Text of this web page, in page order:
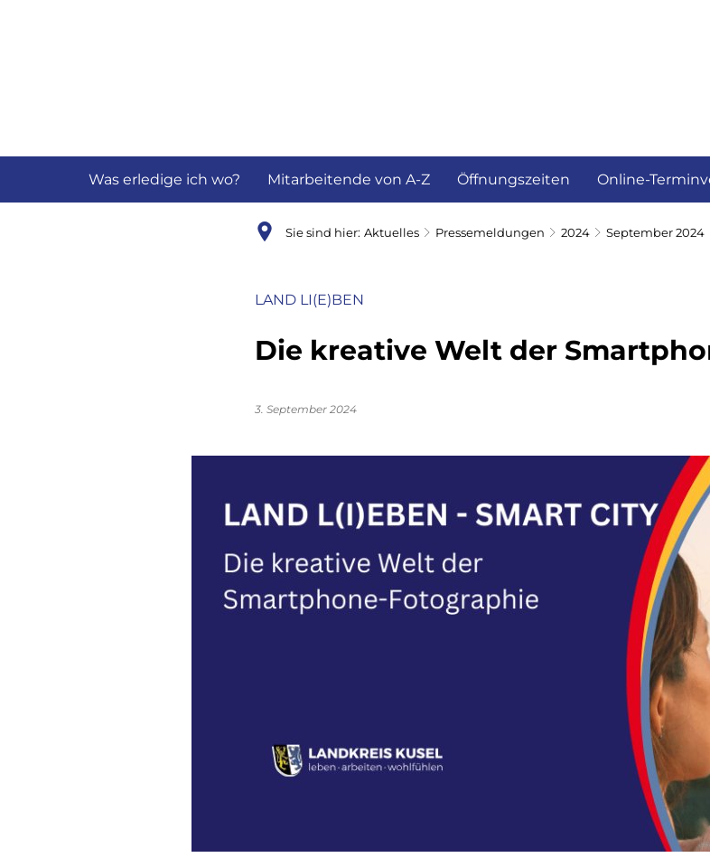
Was erledige ich wo? Mitarbeitende von A-Z Öffnungszeiten Online-
Sie sind hier: Aktuelles Pressemeldungen 2024 September 2024
LAND LI(E)BEN
Die kreative Welt der
3. September 2024